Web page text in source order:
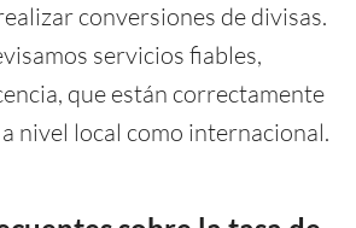
conversiones de divisas.
servicios fiables,
que están correctamente
nivel local como internacional.